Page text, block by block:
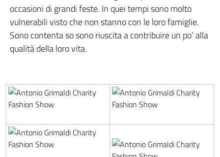
occasioni di grandi feste. In quei tempi sono molto
vulnerabili visto che non stanno con le loro famiglie.
Sono contenta so sono riuscita a contribuire un po’ alla
qualità della loro vita.